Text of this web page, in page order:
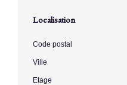
Localisation
Code postal
Ville
Etage